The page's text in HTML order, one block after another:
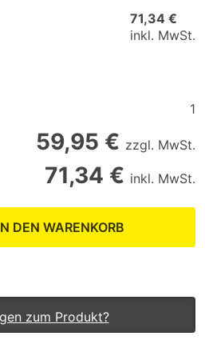
71,34 €
inkl. MwSt.
1
59,95 € zzgl. MwSt.
71,34 € inkl. MwSt.
DEN WARENKORB
zum Produkt?